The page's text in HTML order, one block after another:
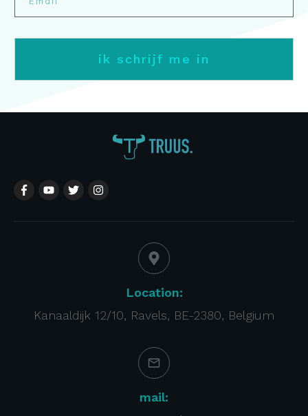
ik schrijf me in
Location:
Kanaaldijk 12/10, Ravels, BE-2380, Belgium
mail: